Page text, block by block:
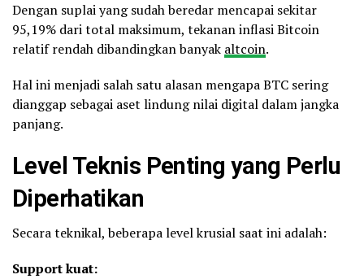
Dengan suplai yang sudah beredar mencapai sekitar
95,19% dari total maksimum, tekanan inflasi Bitcoin
relatif rendah dibandingkan banyak altcoin.
Hal ini menjadi salah satu alasan mengapa BTC sering
dianggap sebagai aset lindung nilai digital dalam jangka
panjang.
Level Teknis Penting yang Perlu
Diperhatikan
Secara teknikal, beberapa level krusial saat ini adalah:
Support kuat: